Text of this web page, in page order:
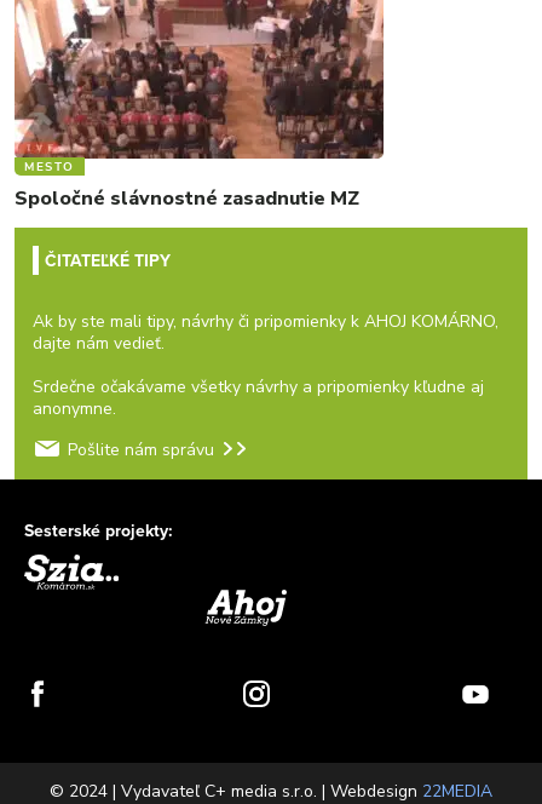
MESTO
Spoločné slávnostné zasadnutie MZ
ČITATEĽKÉ TIPY
Ak by ste mali tipy, návrhy či pripomienky k AHOJ KOMÁRNO,
dajte nám vedieť.
Srdečne očakávame všetky návrhy a pripomienky kľudne aj
anonymne.
Pošlite nám správu
Sesterské projekty:
© 2024 | Vydavateľ C+ media s.r.o. | Webdesign 22MEDIA